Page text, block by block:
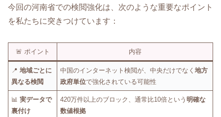
今回の河南省での検閲強化は、次のような重要なポイント
を私たちに突きつけています：
🚨 ポイント 内容
📍地域ごとに
異なる検閲
中国のインターネット検閲が、中央だけでなく地方
政府単位で強化されている可能性
📊実データで
裏付け
420万件以上のブロック、通常比10倍という 明確な
数値根拠